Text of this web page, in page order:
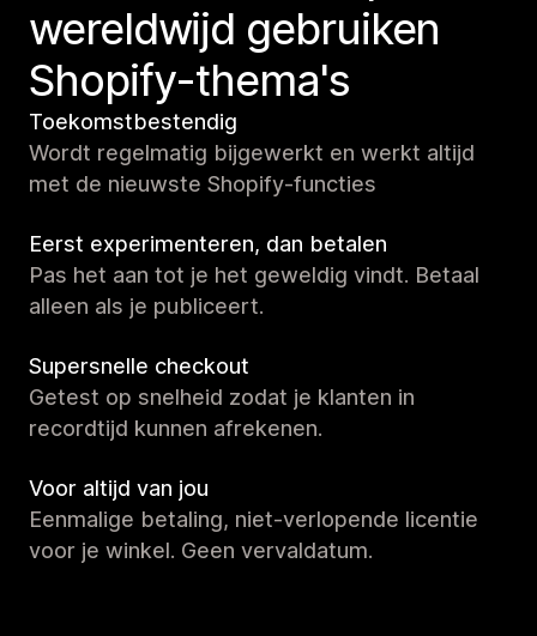
wereldwijd gebruiken
Shopify-thema's
Toekomstbestendig
Wordt regelmatig bijgewerkt en werkt altijd
met de nieuwste Shopify-functies
Eerst experimenteren, dan betalen
Pas het aan tot je het geweldig vindt. Betaal
alleen als je publiceert.
Supersnelle checkout
Getest op snelheid zodat je klanten in
recordtijd kunnen afrekenen.
Voor altijd van jou
Eenmalige betaling, niet-verlopende licentie
voor je winkel. Geen vervaldatum.